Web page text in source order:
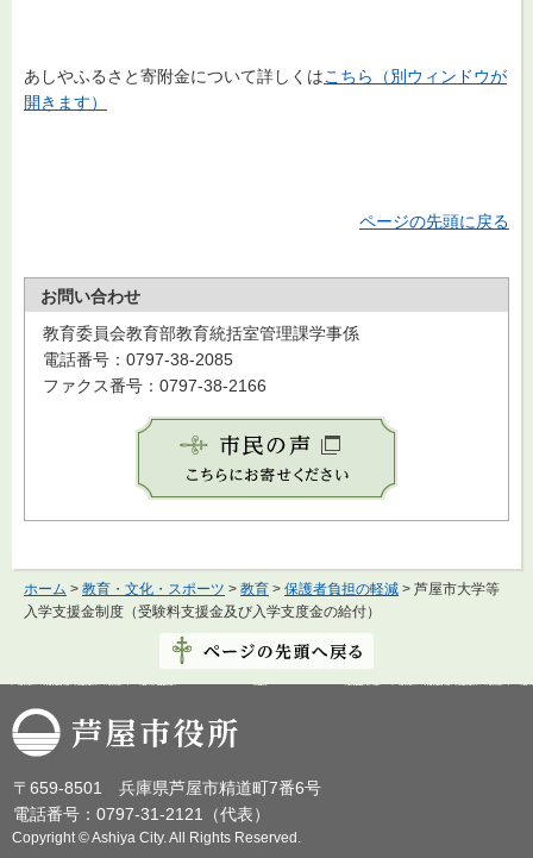
あしやふるさと寄附金について詳しくはこちら（別ウィンドウが
開きます）
ページの先頭に戻る
お問い合わせ
教育委員会教育部教育統括室管理課学事係
電話番号：0797-38-2085
ファクス番号：0797-38-2166
ホーム > 教育・文化・スポーツ > 教育 > 保護者負担の軽減 > 芦屋市大学等
入学支援金制度（受験料支援金及び入学支度金の給付）
芦屋市役所
〒659-8501 兵庫県芦屋市精道町7番6号
電話番号：0797-31-2121（代表）
Copyright © Ashiya City. All Rights Reserved.